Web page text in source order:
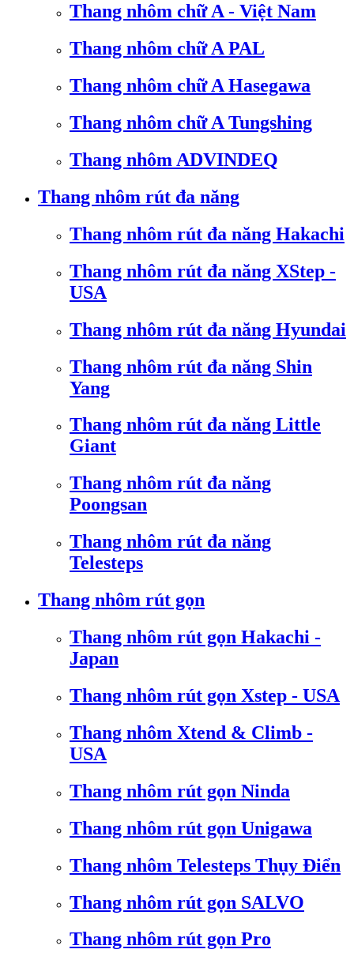
Thang nhôm chữ A - Việt Nam
Thang nhôm chữ A PAL
Thang nhôm chữ A Hasegawa
Thang nhôm chữ A Tungshing
Thang nhôm ADVINDEQ
Thang nhôm rút đa năng
Thang nhôm rút đa năng Hakachi
Thang nhôm rút đa năng XStep -
USA
Thang nhôm rút đa năng Hyundai
Thang nhôm rút đa năng Shin
Yang
Thang nhôm rút đa năng Little
Giant
Thang nhôm rút đa năng
Poongsan
Thang nhôm rút đa năng
Telesteps
Thang nhôm rút gọn
Thang nhôm rút gọn Hakachi -
Japan
Thang nhôm rút gọn Xstep - USA
Thang nhôm Xtend & Climb -
USA
Thang nhôm rút gọn Ninda
Thang nhôm rút gọn Unigawa
Thang nhôm Telesteps Thụy Điển
Thang nhôm rút gọn SALVO
Thang nhôm rút gọn Pro